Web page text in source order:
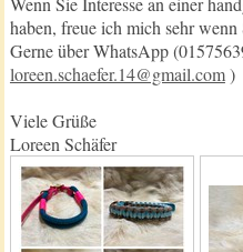
haben, freue ich mich sehr
Gerne über WhatsApp
loreen.schaefer.14@gmail.com)
Viele Grüße
Loreen Schäfer